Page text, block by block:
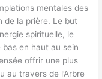
mentales des
de la prière. Le but
spirituelle, le
en haut au sein
offrir une plus
au travers de l’Arbre